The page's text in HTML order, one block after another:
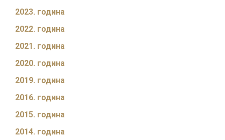
2023. година
2022. година
2021. година
2020. година
2019. година
2016. година
2015. година
2014. година